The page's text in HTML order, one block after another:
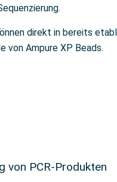
direkt in bereits
von Ampure XP Beads.
von PCR-Produkten